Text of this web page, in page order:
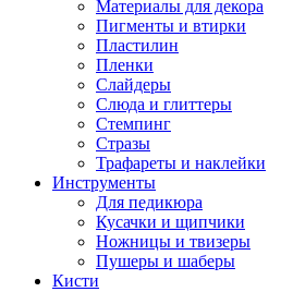
Материалы для декора
Пигменты и втирки
Пластилин
Пленки
Слайдеры
Слюда и глиттеры
Стемпинг
Стразы
Трафареты и наклейки
Инструменты
Для педикюра
Кусачки и щипчики
Ножницы и твизеры
Пушеры и шаберы
Кисти